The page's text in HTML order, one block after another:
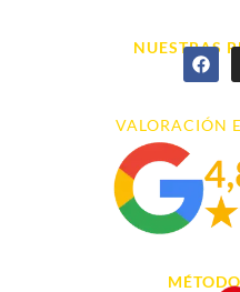
NUESTRAS
VALORACIÓN